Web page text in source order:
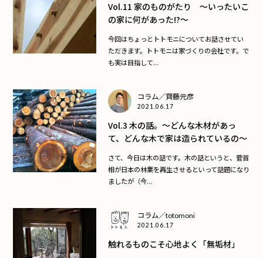
Vol.11 家のものがたり ～いったいこ
の家に何があった!?～
今回はちょっとトトモニについてお話させてい
ただきます。トトモニは家づくりの会社です。で
も実は目指して...
コラム／齊藤元彦
2021.06.17
Vol.3 木の話。～どんな木材があっ
て、どんな木で家は造られているの～
さて、今日は木の話です。木の話というと、菅首
相が日本の林業を再生させるといって話題になり
ましたが（今...
コラム／totomoni
2021.06.17
触れるものこそ心地よく「無垢材」